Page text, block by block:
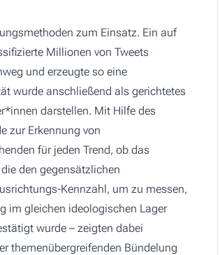
zum Einsatz. Ein auf
Millionen von Tweets
und erzeugte so eine
wurde anschließend als gerichtetes
darstellen. Mit Hilfe des
zur Erkennung von
für jeden Trend, ob das
den gegensätzlichen
Kennzahl, um zu messen,
im gleichen ideologischen Lager
wurde – zeigten dabei
themenübergreifenden Bündelung